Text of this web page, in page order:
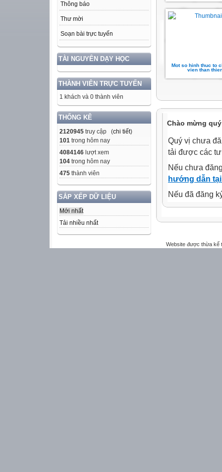
Thông báo
Thư mời
Soạn bài trực tuyến
TÀI NGUYÊN DẠY HỌC
THÀNH VIÊN TRỰC TUYẾN
1 khách và 0 thành viên
THỐNG KÊ
2120945 truy cập (chi tiết)
101 trong hôm nay
4084146 lượt xem
104 trong hôm nay
475 thành viên
SẮP XẾP DỮ LIỆU
Mới nhất
Tải nhiều nhất
Mot so hinh thuc to
vien than
Chào mừng quý
Quý vị chưa
tải được các
Nếu chưa
hướng dẫn
Nếu đã đăng
Website được thừa kế